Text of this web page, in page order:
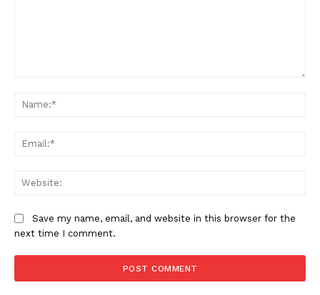
Save my name, email, and website in this browser for the
next time I comment.